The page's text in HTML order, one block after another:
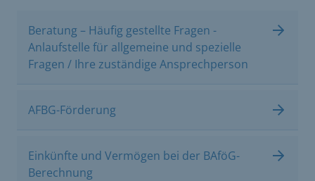
Beratung – Häufig gestellte Fragen -
Anlaufstelle für allgemeine und spezielle
Fragen / Ihre zuständige Ansprechperson
AFBG-Förderung
Einkünfte und Vermögen bei der BAföG-
Berechnung